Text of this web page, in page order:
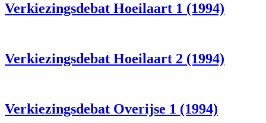
Verkiezingsdebat Hoeilaart 1 (1994)
Verkiezingsdebat Hoeilaart 2 (1994)
Verkiezingsdebat Overijse 1 (1994)